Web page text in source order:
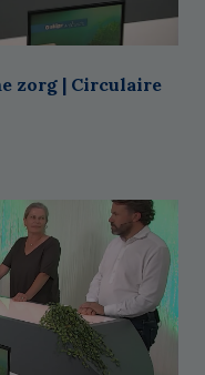
zorg | Circulaire